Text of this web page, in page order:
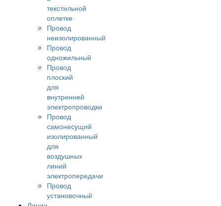
текстильной
оплетке
Провод
неизолированный
Провод
одножильный
Провод
плоский
для
внутренней
электропроводки
Провод
самонесущий
изолированный
для
воздушных
линий
электропередачи
Провод
установочный